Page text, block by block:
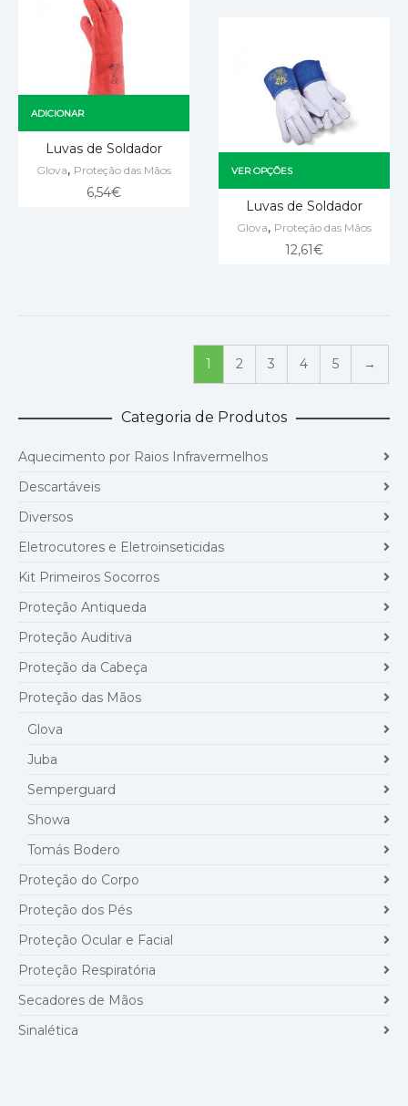
ADICIONAR
Luvas de Soldador
Glova, Proteção das Mãos
6,54€
VER OPÇÕES
Luvas de Soldador
Glova, Proteção das Mãos
12,61€
1 2 3 4 5 →
Categoria de Produtos
Aquecimento por Raios Infravermelhos
Descartáveis
Diversos
Eletrocutores e Eletroinseticidas
Kit Primeiros Socorros
Proteção Antiqueda
Proteção Auditiva
Proteção da Cabeça
Proteção das Mãos
Glova
Juba
Semperguard
Showa
Tomás Bodero
Proteção do Corpo
Proteção dos Pés
Proteção Ocular e Facial
Proteção Respiratória
Secadores de Mãos
Sinalética